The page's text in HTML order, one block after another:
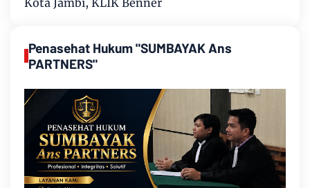
Penasehat Hukum "SUMBAYAK Ans
PARTNERS"